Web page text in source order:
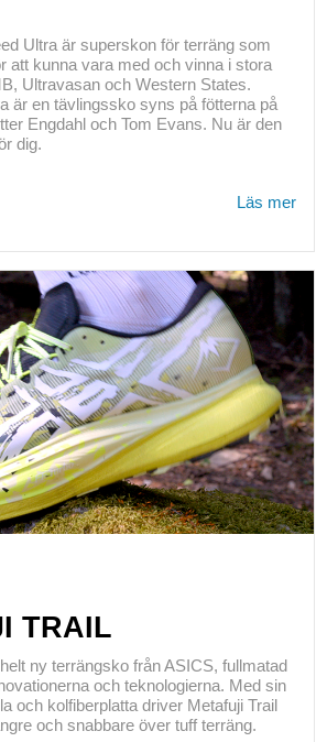
Ultra är superskon för terräng som
att kunna vara med och vinna i stora
Ultravasan och Western States.
är en tävlingssko syns på fötterna på
Engdahl och Tom Evans. Nu är den
dig.
Läs mer
TRAIL
ny terrängsko från ASICS, fullmatad
och teknologierna. Med sin
och kolfiberplatta driver Metafuji Trail
och snabbare över tuff terräng.